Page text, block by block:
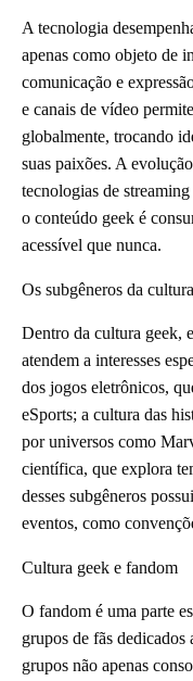
A tecnologia
apenas como objeto de
comunicação e
e canais de vídeo
globalmente, trocando
suas paixões. A
tecnologias de
o conteúdo geek é
acessível que nunca.
Os subgêneros da
Dentro da cultura geek,
atendem a interesses
dos jogos eletrônicos,
eSports; a cultura das
por universos como
científica, que explora
desses subgêneros
eventos, como
Cultura geek e fandom
O fandom é uma parte
grupos de fãs dedicados
grupos não apenas